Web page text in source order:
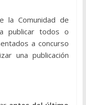
la Comunidad de
publicar todos o
a concurso
una publicación